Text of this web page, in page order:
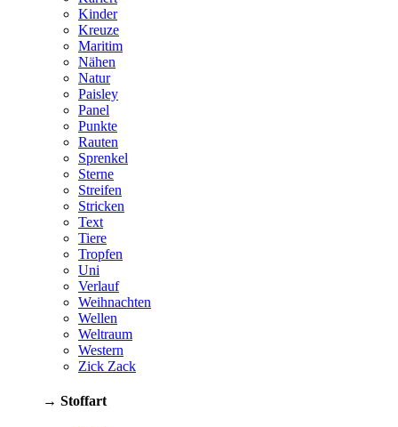
Kinder
Kreuze
Maritim
Nähen
Natur
Paisley
Panel
Punkte
Rauten
Sprenkel
Sterne
Streifen
Stricken
Text
Tiere
Tropfen
Uni
Verlauf
Weihnachten
Wellen
Weltraum
Western
Zick Zack
→ Stoffart